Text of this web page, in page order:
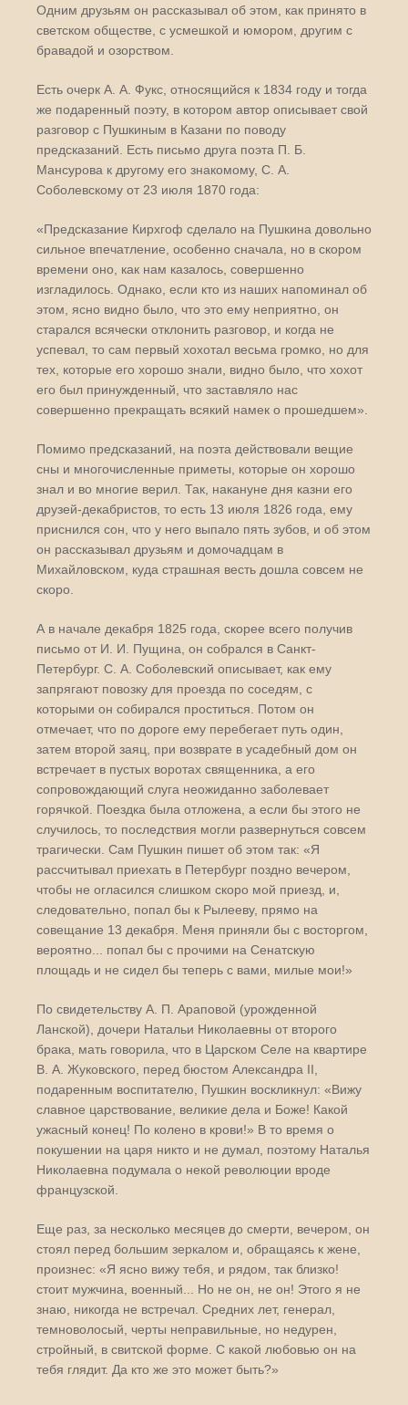
Одним друзьям он рассказывал об этом, как принято в
светском обществе, с усмешкой и юмором, другим с
бравадой и озорством.
Есть очерк А. А. Фукс, относящийся к 1834 году и тогда
же подаренный поэту, в котором автор описывает свой
разговор с Пушкиным в Казани по поводу
предсказаний. Есть письмо друга поэта П. Б.
Мансурова к другому его знакомому, С. А.
Соболевскому от 23 июля 1870 года:
«Предсказание Кирхгоф сделало на Пушкина довольно
сильное впечатление, особенно сначала, но в скором
времени оно, как нам казалось, совершенно
изгладилось. Однако, если кто из наших напоминал об
этом, ясно видно было, что это ему неприятно, он
старался всячески отклонить разговор, и когда не
успевал, то сам первый хохотал весьма громко, но для
тех, которые его хорошо знали, видно было, что хохот
его был принужденный, что заставляло нас
совершенно прекращать всякий намек о прошедшем».
Помимо предсказаний, на поэта действовали вещие
сны и многочисленные приметы, которые он хорошо
знал и во многие верил. Так, накануне дня казни его
друзей-декабристов, то есть 13 июля 1826 года, ему
приснился сон, что у него выпало пять зубов, и об этом
он рассказывал друзьям и домочадцам в
Михайловском, куда страшная весть дошла совсем не
скоро.
А в начале декабря 1825 года, скорее всего получив
письмо от И. И. Пущина, он собрался в Санкт-
Петербург. С. А. Соболевский описывает, как ему
запрягают повозку для проезда по соседям, с
которыми он собирался проститься. Потом он
отмечает, что по дороге ему перебегает путь один,
затем второй заяц, при возврате в усадебный дом он
встречает в пустых воротах священника, а его
сопровождающий слуга неожиданно заболевает
горячкой. Поездка была отложена, а если бы этого не
случилось, то последствия могли развернуться совсем
трагически. Сам Пушкин пишет об этом так: «Я
рассчитывал приехать в Петербург поздно вечером,
чтобы не огласился слишком скоро мой приезд, и,
следовательно, попал бы к Рылееву, прямо на
совещание 13 декабря. Меня приняли бы с восторгом,
вероятно... попал бы с прочими на Сенатскую
площадь и не сидел бы теперь с вами, милые мои!»
По свидетельству А. П. Араповой (урожденной
Ланской), дочери Натальи Николаевны от второго
брака, мать говорила, что в Царском Селе на квартире
В. А. Жуковского, перед бюстом Александра II,
подаренным воспитателю, Пушкин воскликнул: «Вижу
славное царствование, великие дела и Боже! Какой
ужасный конец! По колено в крови!» В то время о
покушении на царя никто и не думал, поэтому Наталья
Николаевна подумала о некой революции вроде
французской.
Еще раз, за несколько месяцев до смерти, вечером, он
стоял перед большим зеркалом и, обращаясь к жене,
произнес: «Я ясно вижу тебя, и рядом, так близко!
стоит мужчина, военный... Но не он, не он! Этого я не
знаю, никогда не встречал. Средних лет, генерал,
темноволосый, черты неправильные, но недурен,
стройный, в свитской форме. С какой любовью он на
тебя глядит. Да кто же это может быть?»